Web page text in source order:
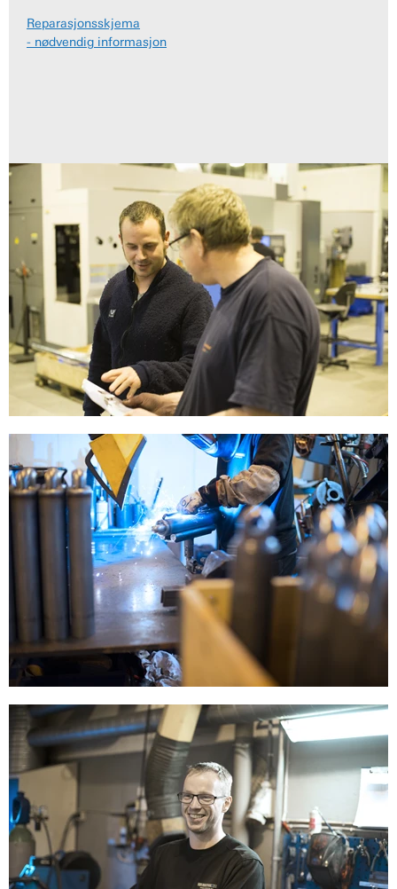
Reparasjonsskjema
- nødvendig informasjon